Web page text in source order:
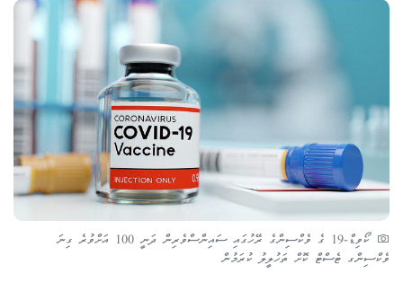
ކޯވިޑް-19 ގެ ވެކްސިންގެ ރޭހުގައި ސައިންސްވެރިން ދަނީ 100 އަށްވުރެ ގިނަ
ވެކްސިންގ ޓެސްޓް ކޮށް ތަހުލީލު ކުރަމުން